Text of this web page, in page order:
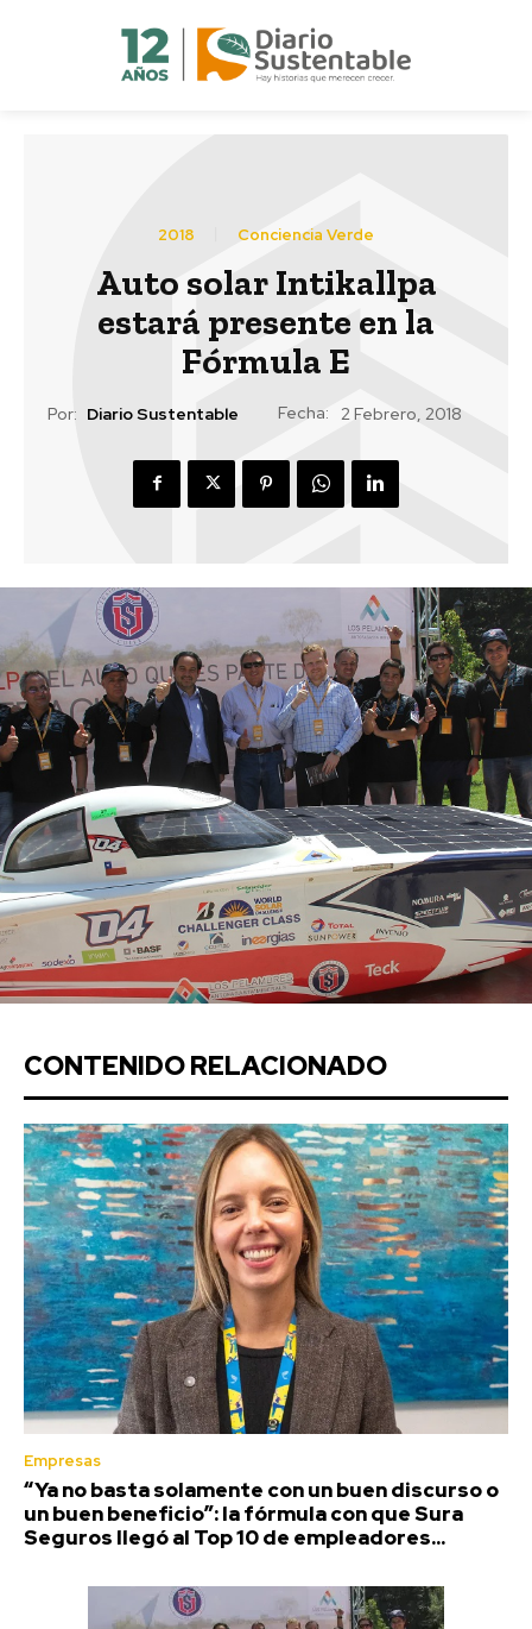
2018 Conciencia Verde
Auto solar Intikallpa
estará presente en la
Fórmula E
Por: Diario Sustentable Fecha: 2 Febrero, 2018
CONTENIDO RELACIONADO
Empresas
“Ya no basta solamente con un buen discurso o
un buen beneficio”: la fórmula con que Sura
Seguros llegó al Top 10 de empleadores...